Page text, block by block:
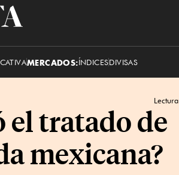
MERCADOS:ÍNDICESDIVISAS
Lectura
el tratado de
mexicana?